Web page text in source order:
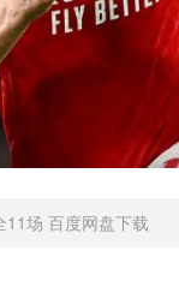
场 百度网盘下载